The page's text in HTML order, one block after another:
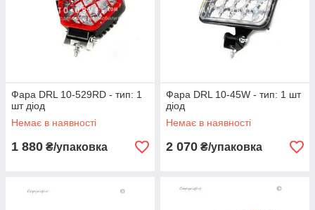
Фара DRL 10-529RD - тип: 1
шт діод
Немає в наявності
1 880 ₴/упаковка
Фара DRL 10-45W - тип: 1 шт
діод
Немає в наявності
2 070 ₴/упаковка